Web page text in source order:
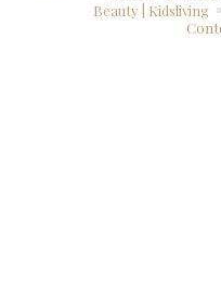
Beauty | Kidsliving